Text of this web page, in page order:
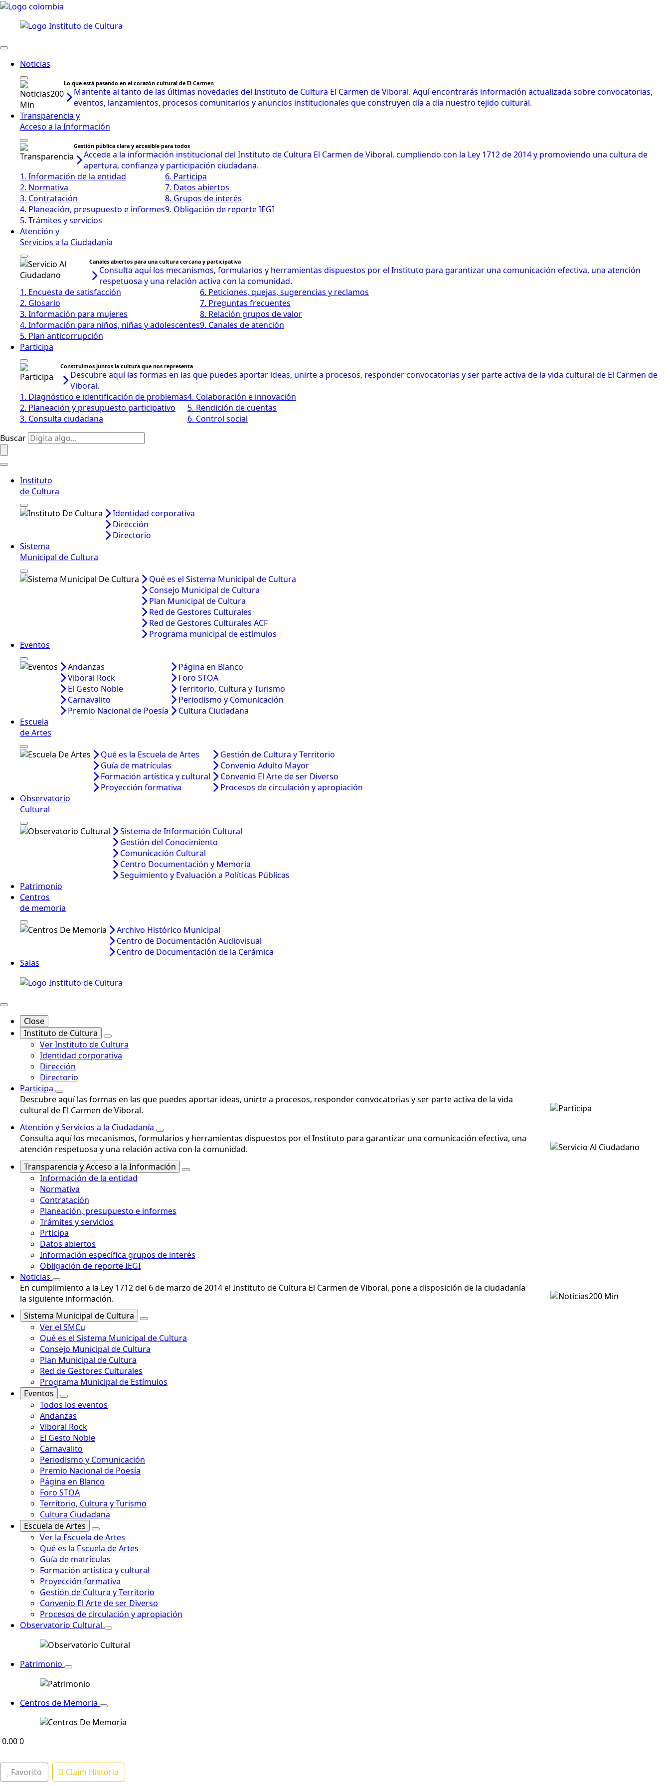
Noticias
Lo que está pasando en el corazón cultural de El Carmen
Mantente al tanto de las últimas novedades del Instituto de Cultura El Carmen de Viboral. Aquí encontrarás información actualizada sobre convocatorias,
eventos, lanzamientos, procesos comunitarios y anuncios institucionales que construyen día a día nuestro tejido cultural.
Transparencia y
Acceso a la Información
Gestión pública clara y accesible para todos
Accede a la información institucional del Instituto de Cultura El Carmen de Viboral, cumpliendo con la Ley 1712 de 2014 y promoviendo una cultura de
apertura, confianza y participación ciudadana.
1. Información de la entidad
2. Normativa
3. Contratación
4. Planeación, presupuesto e informes
5. Trámites y servicios
6. Participa
7. Datos abiertos
8. Grupos de interés
9. Obligación de reporte IEGI
Atención y
Servicios a la Ciudadanía
Canales abiertos para una cultura cercana y participativa
Consulta aquí los mecanismos, formularios y herramientas dispuestos por el Instituto para garantizar una comunicación efectiva, una atención
respetuosa y una relación activa con la comunidad.
1. Encuesta de satisfacción
2. Glosario
3. Información para mujeres
4. Información para niños, niñas y adolescentes
5. Plan anticorrupción
6. Peticiones, quejas, sugerencias y reclamos
7. Preguntas frecuentes
8. Relación grupos de valor
9. Canales de atención
Participa
Construimos juntos la cultura que nos representa
Descubre aquí las formas en las que puedes aportar ideas, unirte a procesos, responder convocatorias y ser parte activa de la vida cultural de El Carmen de
Viboral.
1. Diagnóstico e identificación de problemas
2. Planeación y presupuesto participativo
3. Consulta ciudadana
4. Colaboración e innovación
5. Rendición de cuentas
6. Control social
Buscar
Instituto
de Cultura
Identidad corporativa
Dirección
Directorio
Sistema
Municipal de Cultura
Qué es el Sistema Municipal de Cultura
Consejo Municipal de Cultura
Plan Municipal de Cultura
Red de Gestores Culturales
Red de Gestores Culturales ACF
Programa municipal de estímulos
Eventos
Andanzas
Viboral Rock
El Gesto Noble
Carnavalito
Premio Nacional de Poesía
Página en Blanco
Foro STOA
Territorio, Cultura y Turismo
Periodismo y Comunicación
Cultura Ciudadana
Escuela
de Artes
Qué es la Escuela de Artes
Guía de matrículas
Formación artística y cultural
Proyección formativa
Gestión de Cultura y Territorio
Convenio Adulto Mayor
Convenio El Arte de ser Diverso
Procesos de circulación y apropiación
Observatorio
Cultural
Sistema de Información Cultural
Gestión del Conocimiento
Comunicación Cultural
Centro Documentación y Memoria
Seguimiento y Evaluación a Políticas Públicas
Patrimonio
Centros
de memoria
Archivo Histórico Municipal
Centro de Documentación Audiovisual
Centro de Documentación de la Cerámica
Salas
Close
Instituto de Cultura
Ver Instituto de Cultura
Identidad corporativa
Dirección
Directorio
Participa
Descubre aquí las formas en las que puedes aportar ideas, unirte a procesos, responder convocatorias y ser parte activa de la vida
cultural de El Carmen de Viboral.
Atención y Servicios a la Ciudadanía
Consulta aquí los mecanismos, formularios y herramientas dispuestos por el Instituto para garantizar una comunicación efectiva, una
atención respetuosa y una relación activa con la comunidad.
Transparencia y Acceso a la Información
Información de la entidad
Normativa
Contratación
Planeación, presupuesto e informes
Trámites y servicios
Prticipa
Datos abiertos
Información específica grupos de interés
Obligación de reporte IEGI
Noticias
En cumplimiento a la Ley 1712 del 6 de marzo de 2014 el Instituto de Cultura El Carmen de Viboral, pone a disposición de la ciudadanía
la siguiente información.
Sistema Municipal de Cultura
Ver el SMCu
Qué es el Sistema Municipal de Cultura
Consejo Municipal de Cultura
Plan Municipal de Cultura
Red de Gestores Culturales
Programa Municipal de Estímulos
Eventos
Todos los eventos
Andanzas
Viboral Rock
El Gesto Noble
Carnavalito
Periodismo y Comunicación
Premio Nacional de Poesía
Página en Blanco
Foro STOA
Territorio, Cultura y Turismo
Cultura Ciudadana
Escuela de Artes
Ver la Escuela de Artes
Qué es la Escuela de Artes
Guía de matrículas
Formación artística y cultural
Proyección formativa
Gestión de Cultura y Territorio
Convenio El Arte de ser Diverso
Procesos de circulación y apropiación
Observatorio Cultural
Patrimonio
Centros de Memoria
0.000
Favorito
Claim Historia